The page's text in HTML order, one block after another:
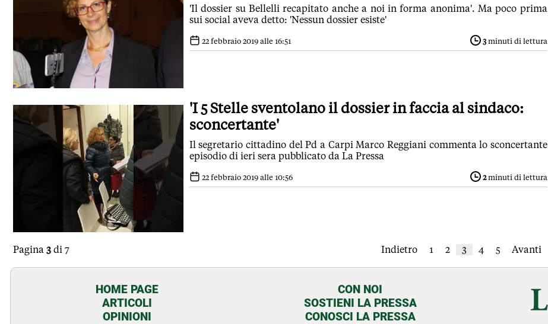
'Il dossier su Bellelli recapitato anche a noi in forma anonima'. Ma poco prima
sui social aveva detto: 'Nessun dossier esiste'
22 febbraio 2019 alle 16:51 3minuti di lettura
'I 5 Stelle sventolano il dossier in faccia al sindaco:
sconcertante'
Il segretario cittadino del Pd a Carpi Marco Reggiani commenta lo sconcertante
episodio di ieri sera pubblicato da La Pressa
22 febbraio 2019 alle 10:56 2minuti di lettura
Pagina 3 di 7 Indietro 1 2 3 4 5 Avanti
HOME PAGE
ARTICOLI
OPINIONI
CON NOI
SOSTIENI LA PRESSA
CONOSCI LA PRESSA